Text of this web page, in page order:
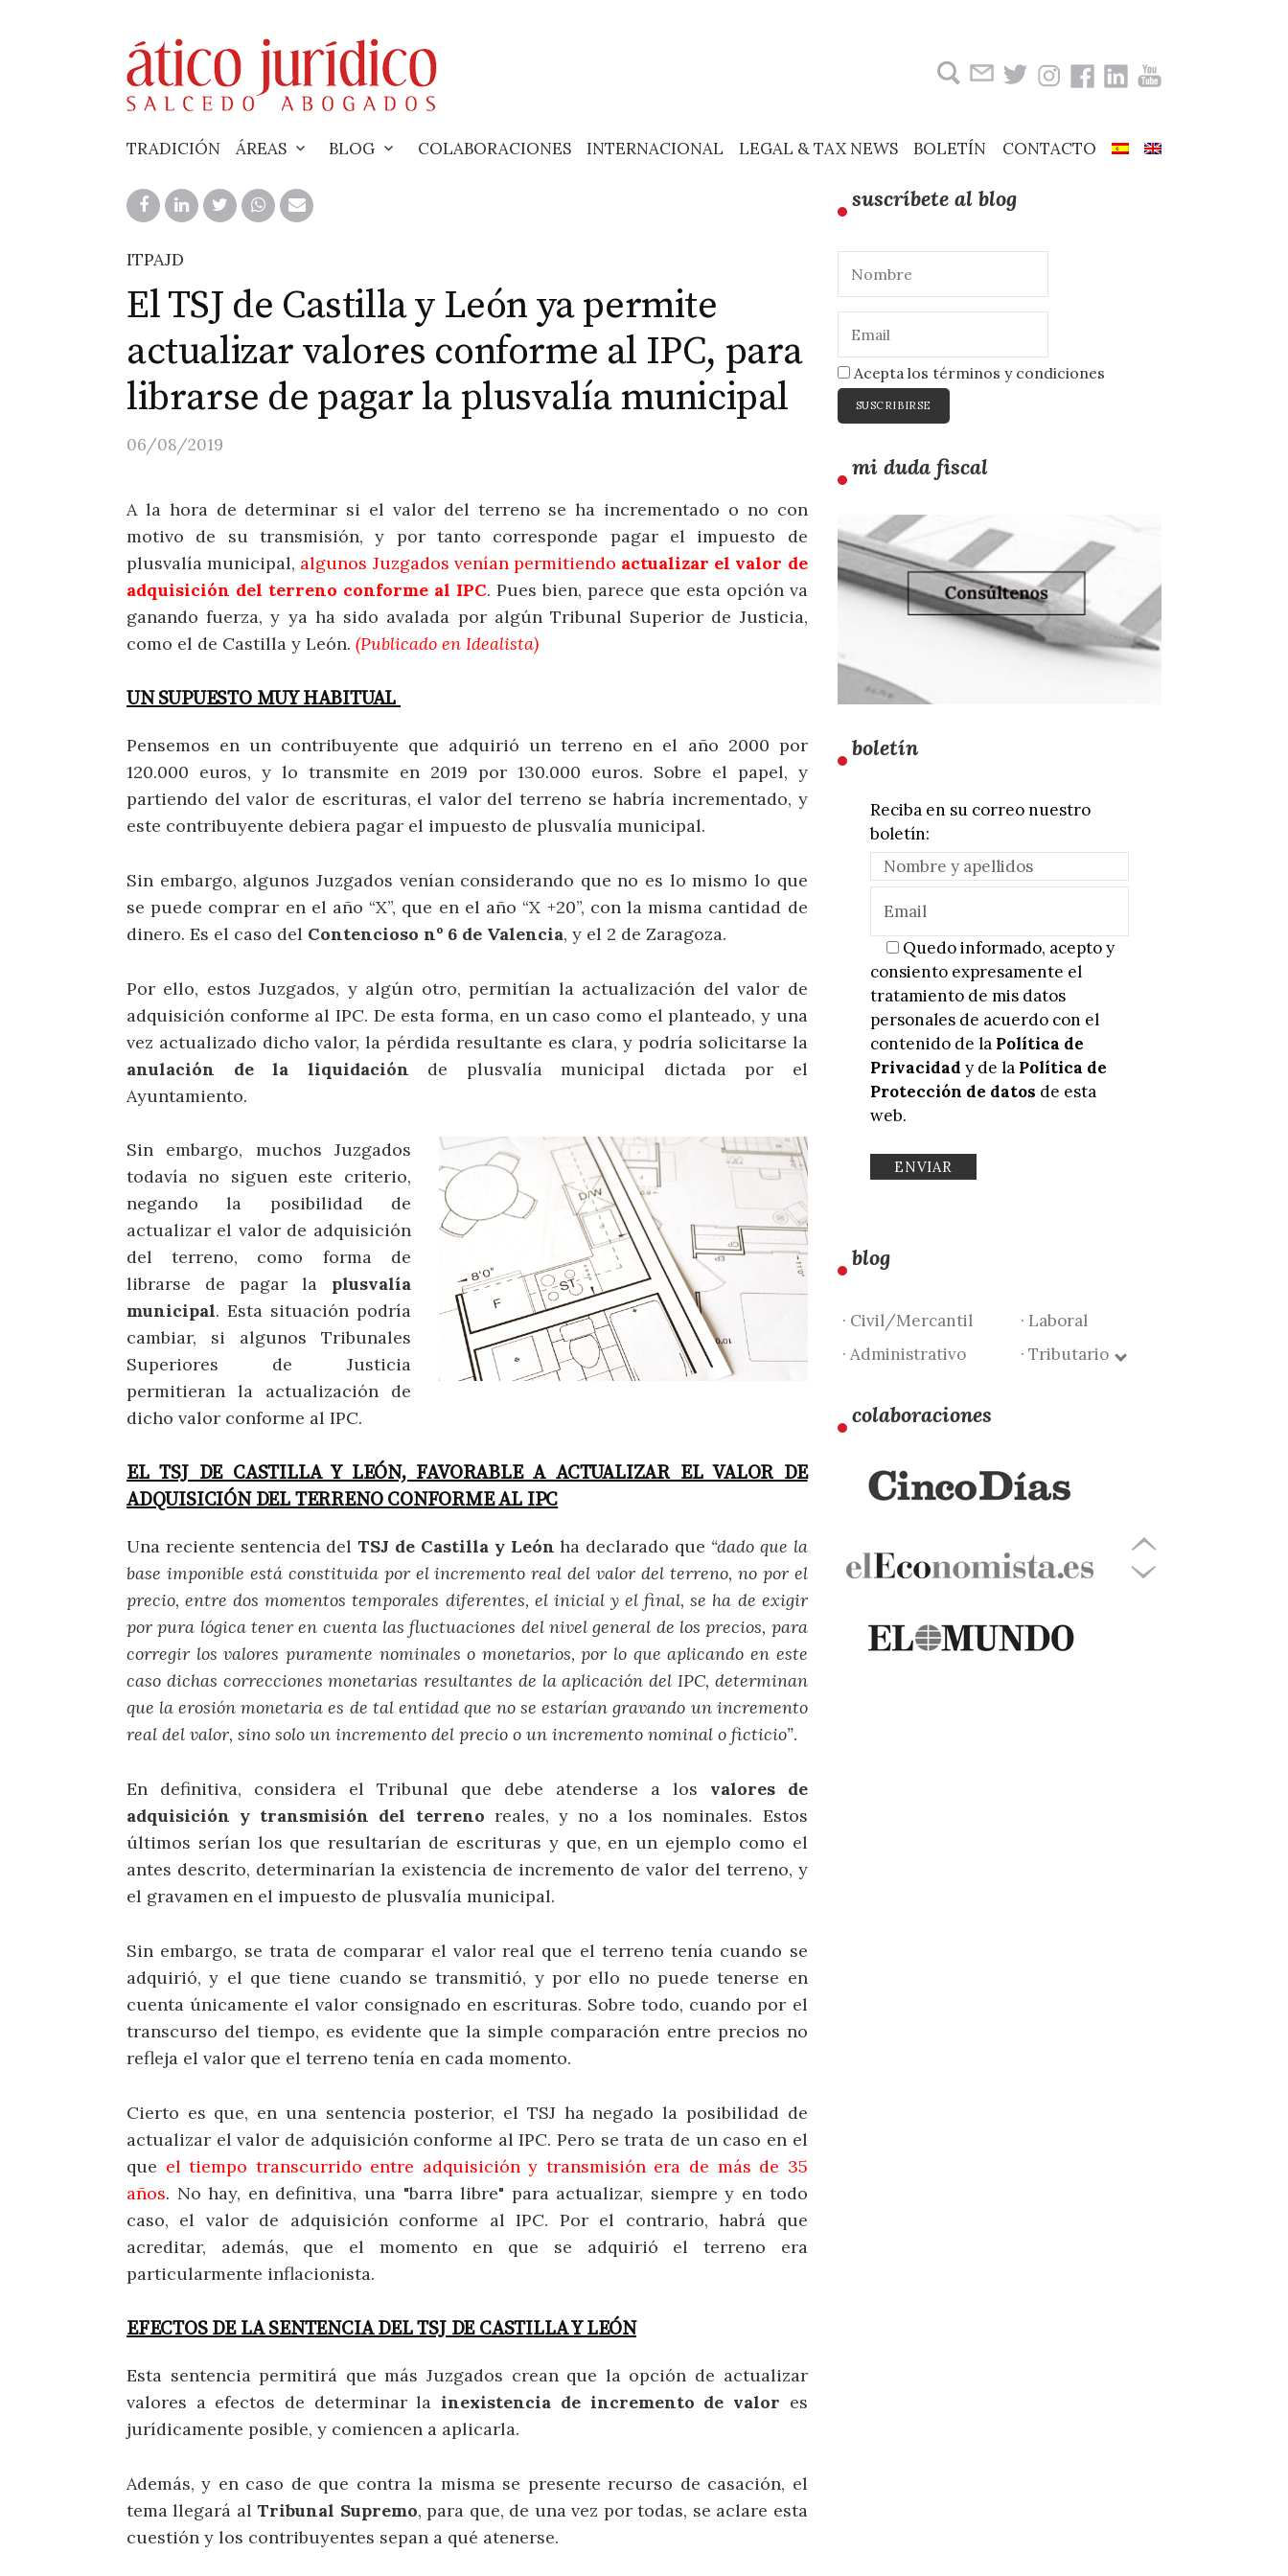
TRADICIÓN ÁREAS BLOG COLABORACIONES INTERNACIONAL LEGAL & TAX NEWS BOLETÍN CONTACTO
ITPAJD
El TSJ de Castilla y León ya permite
actualizar valores conforme al IPC, para
librarse de pagar la plusvalía municipal
06/08/2019
A la hora de determinar si el valor del terreno se ha incrementado o no con
motivo de su transmisión, y por tanto corresponde pagar el impuesto de
plusvalía municipal, algunos Juzgados venían permitiendo actualizar el valor de
adquisición del terreno conforme al IPC. Pues bien, parece que esta opción va
ganando fuerza, y ya ha sido avalada por algún Tribunal Superior de Justicia,
como el de Castilla y León. (Publicado en Idealista)
UN SUPUESTO MUY HABITUAL
Pensemos en un contribuyente que adquirió un terreno en el año 2000 por
120.000 euros, y lo transmite en 2019 por 130.000 euros. Sobre el papel, y
partiendo del valor de escrituras, el valor del terreno se habría incrementado, y
este contribuyente debiera pagar el impuesto de plusvalía municipal.
Sin embargo, algunos Juzgados venían considerando que no es lo mismo lo que
se puede comprar en el año “X”, que en el año “X +20”, con la misma cantidad de
dinero. Es el caso del Contencioso nº 6 de Valencia, y el 2 de Zaragoza.
Por ello, estos Juzgados, y algún otro, permitían la actualización del valor de
adquisición conforme al IPC. De esta forma, en un caso como el planteado, y una
vez actualizado dicho valor, la pérdida resultante es clara, y podría solicitarse la
anulación de la liquidación de plusvalía municipal dictada por el
Ayuntamiento.
Sin embargo, muchos Juzgados
todavía no siguen este criterio,
negando la posibilidad de
actualizar el valor de adquisición
del terreno, como forma de
librarse de pagar la plusvalía
municipal. Esta situación podría
cambiar, si algunos Tribunales
Superiores de Justicia
permitieran la actualización de
dicho valor conforme al IPC.
EL TSJ DE CASTILLA Y LEÓN, FAVORABLE A ACTUALIZAR EL VALOR DE
ADQUISICIÓN DEL TERRENO CONFORME AL IPC
Una reciente sentencia delTSJ de Castilla y León ha declarado que “dado que la
base imponible está constituida por el incremento real del valor del terreno, no por el
precio, entre dos momentos temporales diferentes, el inicial y el final, se ha de exigir
por pura lógica tener en cuenta las fluctuaciones del nivel general de los precios, para
corregir los valores puramente nominales o monetarios, por lo que aplicando en este
caso dichas correcciones monetarias resultantes de la aplicación del IPC, determinan
que la erosión monetaria es de tal entidad que no se estarían gravando un incremento
real del valor, sino solo un incremento del precio o un incremento nominal o ficticio”.
En definitiva, considera el Tribunal que debe atenderse a los valores de
adquisición y transmisión del terreno reales, y no a los nominales. Estos
últimos serían los que resultarían de escrituras y que, en un ejemplo como el
antes descrito, determinarían la existencia de incremento de valor del terreno, y
el gravamen en el impuesto de plusvalía municipal.
Sin embargo, se trata de comparar el valor real que el terreno tenía cuando se
adquirió, y el que tiene cuando se transmitió, y por ello no puede tenerse en
cuenta únicamente el valor consignado en escrituras. Sobre todo, cuando por el
transcurso del tiempo, es evidente que la simple comparación entre precios no
refleja el valor que el terreno tenía en cada momento.
Cierto es que, en una sentencia posterior, el TSJ ha negado la posibilidad de
actualizar el valor de adquisición conforme al IPC. Pero se trata de un caso en el
que el tiempo transcurrido entre adquisición y transmisión era de más de 35
años. No hay, en definitiva, una "barra libre" para actualizar, siempre y en todo
caso, el valor de adquisición conforme al IPC. Por el contrario, habrá que
acreditar, además, que el momento en que se adquirió el terreno era
particularmente inflacionista.
EFECTOS DE LA SENTENCIA DEL TSJ DE CASTILLA Y LEÓN
Esta sentencia permitirá que más Juzgados crean que la opción de actualizar
valores a efectos de determinar lainexistencia de incremento de valor es
jurídicamente posible, y comiencen a aplicarla.
Además, y en caso de que contra la misma se presente recurso de casación, el
tema llegará alTribunal Supremo, para que, de una vez por todas, se aclare esta
cuestión y los contribuyentes sepan a qué atenerse.
suscríbete al blog
Acepta los términos y condiciones
mi duda fiscal
boletín
Reciba en su correo nuestro
boletín:
Quedo informado, acepto y
consiento expresamente el
tratamiento de mis datos
personales de acuerdo con el
contenido de la Política de
Privacidad y de la Política de
Protección de datos de esta
web.
blog
· Civil/Mercantil
· Laboral
· Administrativo
· Tributario
colaboraciones